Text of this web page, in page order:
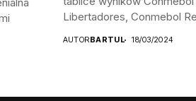
Libertadores, Conmebol
AUTORBARTUL 18/03/2024